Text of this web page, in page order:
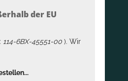
der EU
114-6BX-45551-00 ). Wir